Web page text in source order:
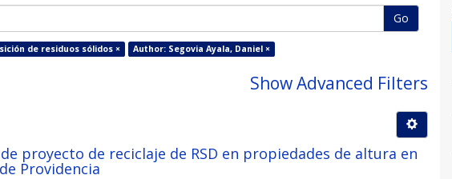
Go
de residuos sólidos × Author: Segovia Ayala, Daniel ×
Show Advanced Filters
proyecto de reciclaje de RSD en propiedades de altura en
Providencia